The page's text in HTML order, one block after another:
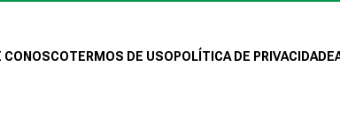
CONOSCOTERMOS DE USO POLÍTICA DE PRIVACIDADE